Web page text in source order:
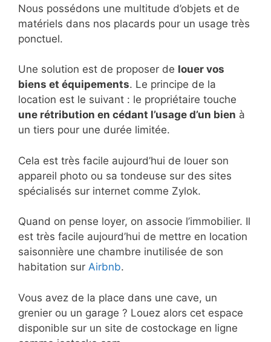
Nous possédons une multitude d’objets et de
matériels dans nos placards pour un usage très
ponctuel.
Une solution est de proposer de louer vos
biens et équipements. Le principe de la
location est le suivant : le propriétaire touche
une rétribution en cédant l’usage d’un bien à
un tiers pour une durée limitée.
Cela est très facile aujourd’hui de louer son
appareil photo ou sa tondeuse sur des sites
spécialisés sur internet comme Zylok.
Quand on pense loyer, on associe l’immobilier. Il
est très facile aujourd’hui de mettre en location
saisonnière une chambre inutilisée de son
habitation sur Airbnb.
Vous avez de la place dans une cave, un
grenier ou un garage ? Louez alors cet espace
disponible sur un site de costockage en ligne